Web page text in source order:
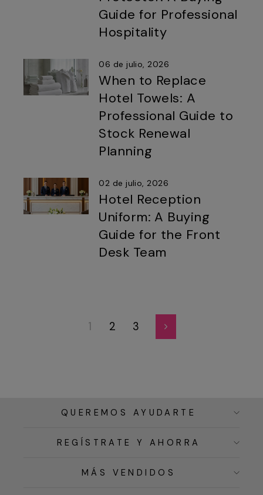
Guide for Professional
Hospitality
06 de julio, 2026
When to Replace
Hotel Towels: A
Professional Guide to
Stock Renewal
Planning
02 de julio, 2026
Hotel Reception
Uniform: A Buying
Guide for the Front
Desk Team
1 2 3 Siguiente
QUEREMOS AYUDARTE
REGÍSTRATE Y AHORRA
MÁS VENDIDOS